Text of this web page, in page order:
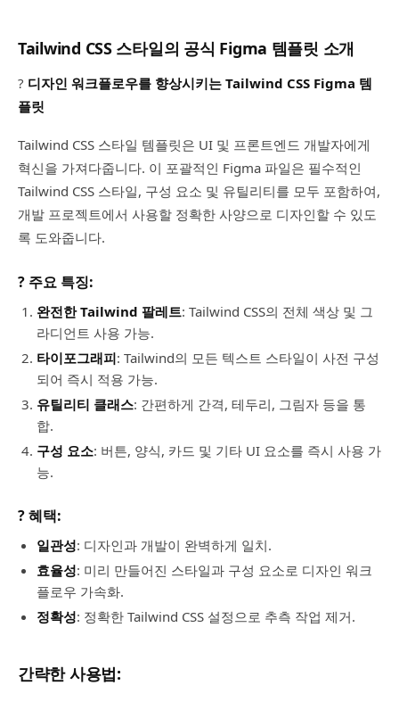
Tailwind CSS 스타일의 공식 Figma 템플릿 소개
? 디자인 워크플로우를 향상시키는 Tailwind CSS Figma 템
플릿
Tailwind CSS 스타일 템플릿은 UI 및 프론트엔드 개발자에게
혁신을 가져다줍니다. 이 포괄적인 Figma 파일은 필수적인
Tailwind CSS 스타일, 구성 요소 및 유틸리티를 모두 포함하여,
개발 프로젝트에서 사용할 정확한 사양으로 디자인할 수 있도
록 도와줍니다.
? 주요 특징:
완전한 Tailwind 팔레트: Tailwind CSS의 전체 색상 및 그
라디언트 사용 가능.
타이포그래피: Tailwind의 모든 텍스트 스타일이 사전 구성
되어 즉시 적용 가능.
유틸리티 클래스: 간편하게 간격, 테두리, 그림자 등을 통
합.
구성 요소: 버튼, 양식, 카드 및 기타 UI 요소를 즉시 사용 가
능.
? 혜택:
일관성: 디자인과 개발이 완벽하게 일치.
효율성: 미리 만들어진 스타일과 구성 요소로 디자인 워크
플로우 가속화.
정확성: 정확한 Tailwind CSS 설정으로 추측 작업 제거.
간략한 사용법: